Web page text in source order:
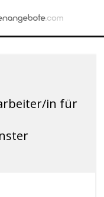
in für